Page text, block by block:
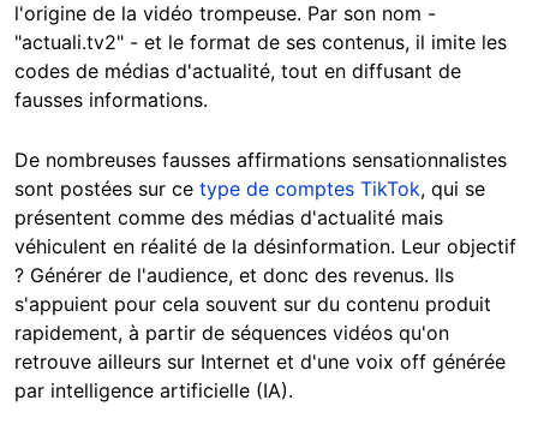
l'origine de la vidéo trompeuse. Par son nom -
"actuali.tv2" - et le format de ses contenus, il imite les
codes de médias d'actualité, tout en diffusant de
fausses informations.
De nombreuses fausses affirmations sensationnalistes
sont postées sur ce type de comptes TikTok, qui se
présentent comme des médias d'actualité mais
véhiculent en réalité de la désinformation. Leur objectif
? Générer de l'audience, et donc des revenus. Ils
s'appuient pour cela souvent sur du contenu produit
rapidement, à partir de séquences vidéos qu'on
retrouve ailleurs sur Internet et d'une voix off générée
par intelligence artificielle (IA).